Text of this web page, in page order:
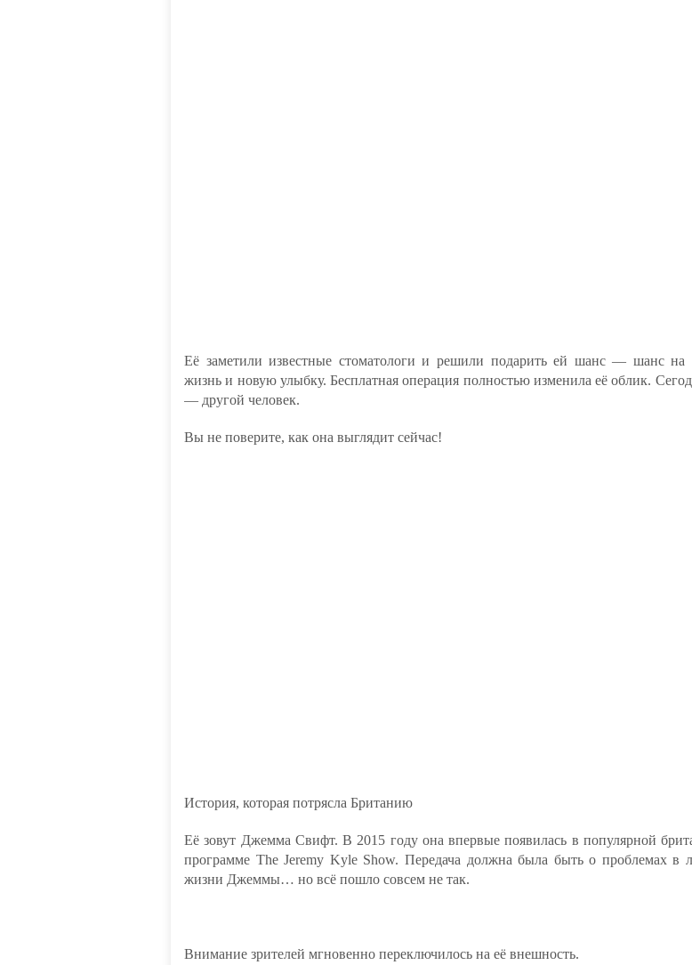
Её заметили известные стоматологи и решили подарить ей шанс — шанс на
жизнь и новую улыбку. Бесплатная операция полностью изменила её облик.
— другой человек.
Вы не поверите, как она выглядит сейчас!
История, которая потрясла Британию
Её зовут Джемма Свифт. В 2015 году она впервые появилась в популярной
программе The Jeremy Kyle Show. Передача должна была быть о проблемах в
жизни Джеммы… но всё пошло совсем не так.
Внимание зрителей мгновенно переключилось на её внешность.